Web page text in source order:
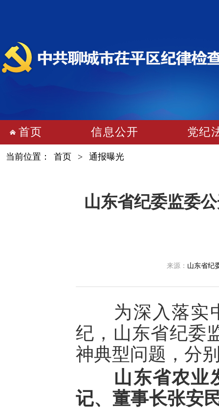
首页 信息公开 党纪
当前位置： 首页 > 通报曝光
山东省纪委监委
来源： 山东省纪
为深入落实中
纪，山东省纪委
神典型问题，分
山东省农业
记、董事长张安